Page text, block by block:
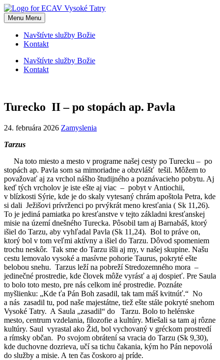
Skip
to
content
Menu Menu
Navštívte služby Božie
Kontakt
Navštívte služby Božie
Kontakt
Turecko II – po stopách ap. Pavla
24. februára 2026 Zamyslenia
Tarzus
Na toto miesto a mesto v programe našej cesty po Turecku – po
stopách ap. Pavla som sa mimoriadne a obzvlášť tešil. Môžem to
považovať aj za vrchol nášho študijného a poznávacieho pobytu. Aj
keď tých vrcholov je iste ešte aj viac – pobyt v Antiochii,
v blízkosti Sýrie, kde je do skaly vytesaný chrám apoštola Petra, kde
si dali Ježišovi prívrženci po prvýkrát meno kresťania ( Sk 11,26).
To je jediná pamiatka po kresťanstve v tejto základni kresťanskej
misie na území dnešného Turecka. Pôsobil tam aj Barnabáš, ktorý
išiel do Tarzu, aby vyhľadal Pavla (Sk 11,24). Bol to práve on,
ktorý bol v tom veľmi aktívny a išiel do Tarzu. Dôvod spomeniem
trochu neskôr. Tak sme do Tarzu išli aj my, v našej skupine. Našu
cestu lemovalo vysoké a masívne pohorie Taurus, pokryté ešte
belobou snehu. Tarzus leží na pobreží Stredozemného mora –
jedinečné prostredie, kde človek môže vyrásť a aj dospieť. Pre Saula
to bolo toto mesto, pre nás celkom iné prostredie. Poznáte
myšlienku: „Kde ťa Pán Boh zasadil, tak tam máš kvitnúť.“ No
a nás zasadil tu, pod naše majestátne, tiež ešte stále pokryté snehom
Vysoké Tatry. A Saula „zasadil“ do Tarzu. Bolo to helénske
mesto, centrum vzdelania, filozofie a kultúry. Miešali sa tam aj rôzne
kultúry. Saul vyrastal ako Žid, bol vychovaný v gréckom prostredí
a rímsky občan. Po svojom obrátení sa vracia do Tarzu (Sk 9,30),
kde duchovne dozrieva, učí sa tichu čakania, kým ho Pán nepovolá
do služby a misie. A ten čas čoskoro aj príde.